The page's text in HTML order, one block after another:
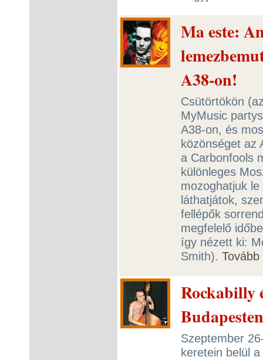
Ma este:
A38-on!
Csütörtökön
MyMusic
A38-on, és
közönséget az
a Carbonfools
különleges
mozoghatjuk
láthatjátok,
fellépők
megfelelő
így nézett ki:
Smith). Tovább
Rockabilly
Szeptember
keretein belül